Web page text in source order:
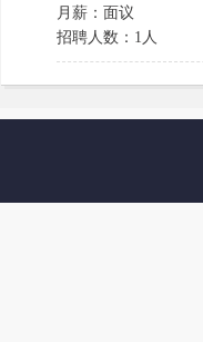
月薪：面议
招聘人数：1人